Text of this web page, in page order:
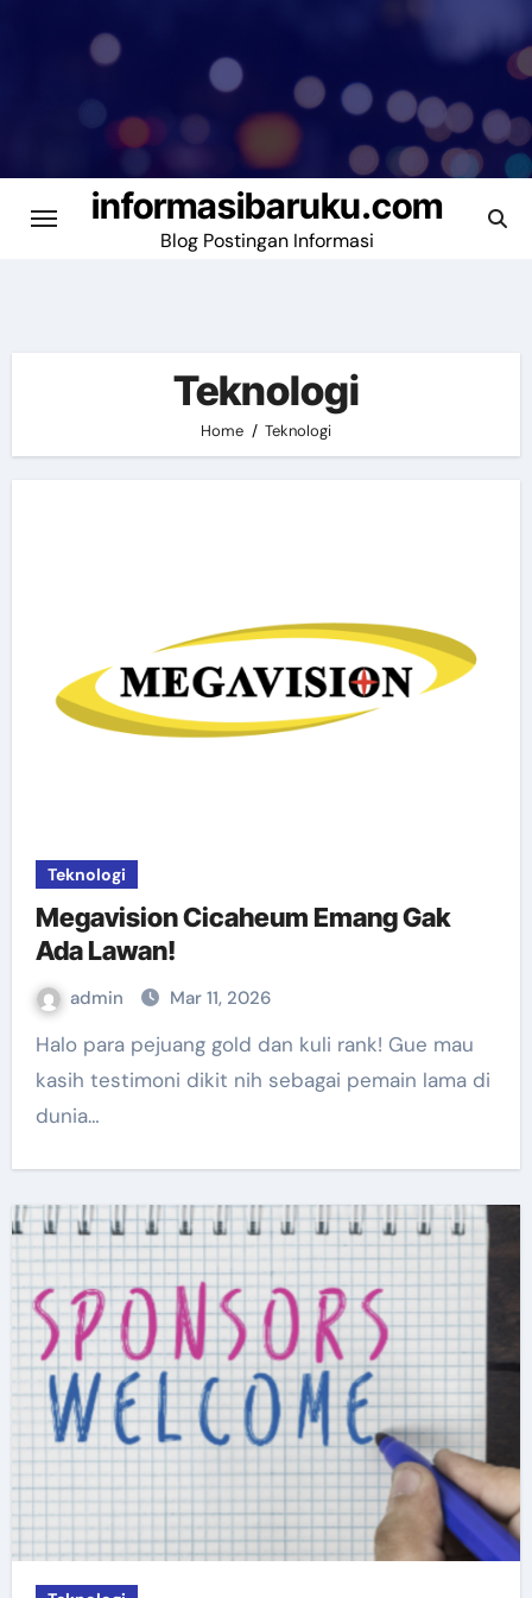
informasibaruku.com
Blog Postingan Informasi
Teknologi
Home Teknologi
Teknologi
Megavision Cicaheum Emang Gak
Ada Lawan!
admin Mar 11, 2026
Halo para pejuang gold dan kuli rank! Gue mau
kasih testimoni dikit nih sebagai pemain lama di
dunia…